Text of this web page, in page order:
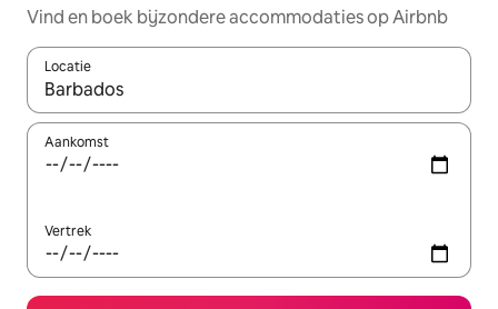
Vind en boek bijzondere accommodaties op Airbnb
Locatie
Wanneer er suggesties beschikbaar zijn, maak je een keuze
Aankomst
Vertrek